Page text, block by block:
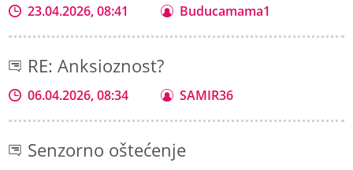
23.04.2026, 08:41 Buducamama1
RE: Anksioznost?
06.04.2026, 08:34 SAMIR36
Senzorno oštećenje